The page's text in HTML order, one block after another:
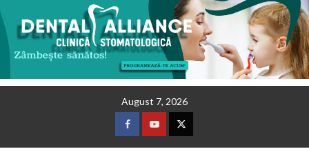
August 7, 2026
FacebookYoutubeTwitter